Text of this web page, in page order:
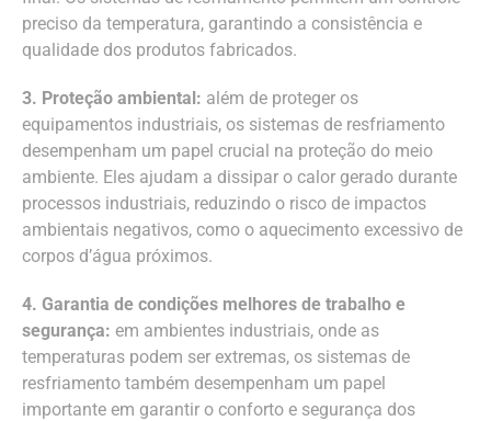
preciso da temperatura, garantindo a consistência e
qualidade dos produtos fabricados.
3. Proteção ambiental: além de proteger os
equipamentos industriais, os sistemas de resfriamento
desempenham um papel crucial na proteção do meio
ambiente. Eles ajudam a dissipar o calor gerado durante
processos industriais, reduzindo o risco de impactos
ambientais negativos, como o aquecimento excessivo de
corpos d’água próximos.
4. Garantia de condições melhores de trabalho e
segurança: em ambientes industriais, onde as
temperaturas podem ser extremas, os sistemas de
resfriamento também desempenham um papel
importante em garantir o conforto e segurança dos